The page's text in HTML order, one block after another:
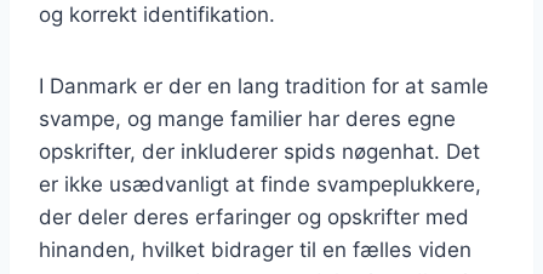
og korrekt identifikation.
I Danmark er der en lang tradition for at samle
svampe, og mange familier har deres egne
opskrifter, der inkluderer spids nøgenhat. Det
er ikke usædvanligt at finde svampeplukkere,
der deler deres erfaringer og opskrifter med
hinanden, hvilket bidrager til en fælles viden